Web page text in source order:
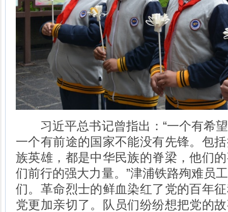
习近平总书记曾指出：“一个有希望
一个有前途的国家不能没有先锋。包
族英雄，都是中华民族的脊梁，他们
们前行的强大力量。”津浦铁路殉难员
们。革命烈士的鲜血染红了党的百年
党更加亲切了。队员们纷纷想把党的